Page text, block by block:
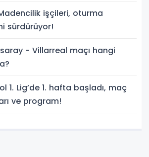
işçileri, oturma
sürdürüyor!
- Villarreal maçı hangi
1. Lig’de 1. hafta başladı, maç
ve program!